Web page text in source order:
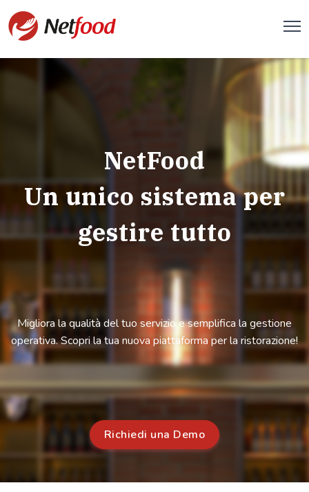
NetFood
Un unico sistema per
gestire tutto
Migliora la qualità del tuo servizio e semplifica la gestione
operativa. Scopri la tua nuova piattaforma per la ristorazione!
Richiedi una Demo